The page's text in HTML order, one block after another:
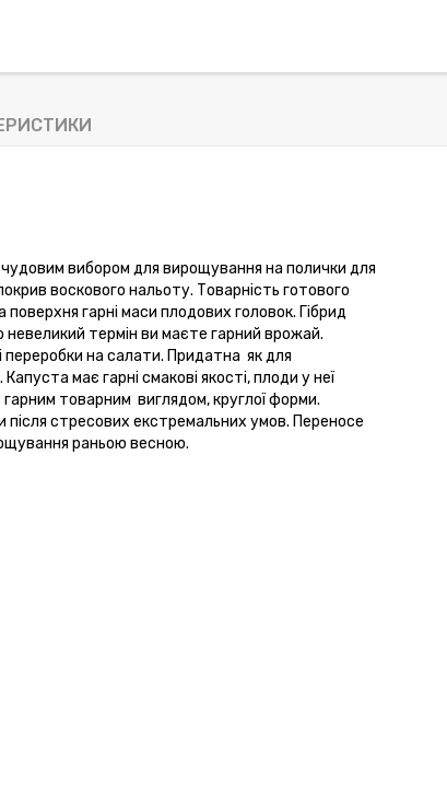
чудовим вибором для вирощування на полички для
воскового нальоту. Товарність готового
поверхня гарні маси плодових головок. Гібрид
термін ви маєте гарний врожай.
переробки на салати. Придатна як для
має гарні смакові якості, плоди у неї
гарним товарним виглядом, круглої форми.
після стресових екстремальних умов. Переносе
раньою весною.